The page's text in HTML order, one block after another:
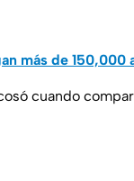
más de
cuando